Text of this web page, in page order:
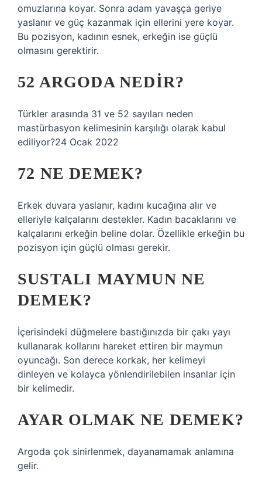
omuzlarına koyar. Sonra adam yavaşça geriye
yaslanır ve güç kazanmak için ellerini yere koyar.
Bu pozisyon, kadının esnek, erkeğin ise güçlü
olmasını gerektirir.
52 ARGODA NEDIR?
Türkler arasında 31 ve 52 sayıları neden
mastürbasyon kelimesinin karşılığı olarak kabul
ediliyor?24 Ocak 2022
72 NE DEMEK?
Erkek duvara yaslanır, kadını kucağına alır ve
elleriyle kalçalarını destekler. Kadın bacaklarını ve
kalçalarını erkeğin beline dolar. Özellikle erkeğin bu
pozisyon için güçlü olması gerekir.
SUSTALI MAYMUN NE
DEMEK?
İçerisindeki düğmelere bastığınızda bir çakı yayı
kullanarak kollarını hareket ettiren bir maymun
oyuncağı. Son derece korkak, her kelimeyi
dinleyen ve kolayca yönlendirilebilen insanlar için
bir kelimedir.
AYAR OLMAK NE DEMEK?
Argoda çok sinirlenmek, dayanamamak anlamına
gelir.